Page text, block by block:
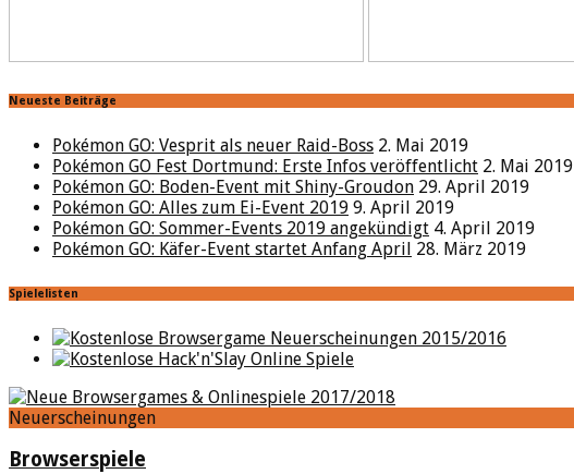
Neueste Beiträge
Pokémon GO: Vesprit als neuer Raid-Boss 2. Mai 2019
Pokémon GO Fest Dortmund: Erste Infos veröffentlicht 2. Mai 2019
Pokémon GO: Boden-Event mit Shiny-Groudon 29. April 2019
Pokémon GO: Alles zum Ei-Event 2019 9. April 2019
Pokémon GO: Sommer-Events 2019 angekündigt 4. April 2019
Pokémon GO: Käfer-Event startet Anfang April 28. März 2019
Spielelisten
Neuerscheinungen
Browserspiele